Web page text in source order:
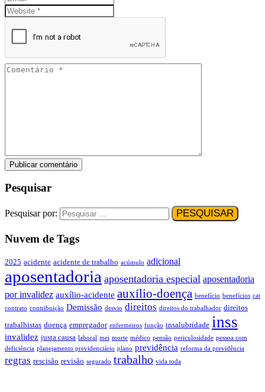
Pesquisar
Pesquisar por:
Nuvem de Tags
2025 acidente acidente de trabalho acúmulo adicional
aposentadoria aposentadoria especial aposentadoria
por invalidez auxílio-acidente auxílio-doença benefício benefícios cat
contrato contribuição Demissão desvio direitos direitos do trabalhador direitos
trabalhistas doença empregador enfermeiros função insalubridade inss
invalidez justa causa laboral mei morte médico pensão periculosidade pessoa com
deficiência planejamento previdenciário plano previdência reforma da previdência
regras rescisão revisão segurado trabalho vida toda